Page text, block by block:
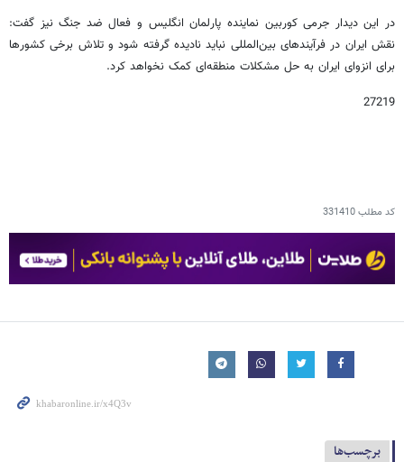
در این دیدار جرمی کوربین نماینده پارلمان انگلیس و فعال ضد جنگ نیز گفت:
نقش ایران در فرآیندهای بین‌المللی نباید نادیده گرفته شود و تلاش برخی کشورها
برای انزوای ایران به حل مشکلات منطقه‌ای کمک نخواهد کرد.
27219
کد مطلب331410
برچسب‌ها